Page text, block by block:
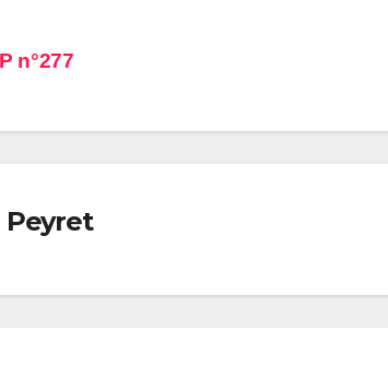
n°277
Peyret